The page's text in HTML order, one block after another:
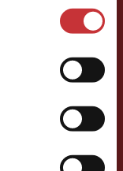
Sverige. För